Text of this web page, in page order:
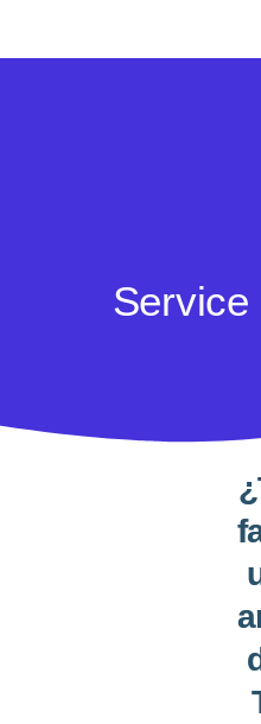
Service